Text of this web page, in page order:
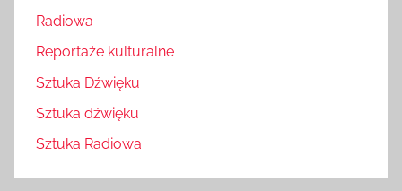
Radiowa
Reportaże kulturalne
Sztuka Dźwięku
Sztuka dźwięku
Sztuka Radiowa